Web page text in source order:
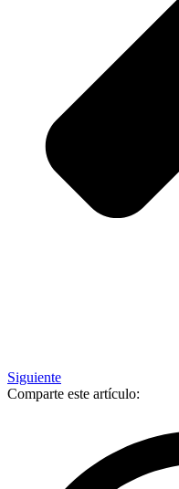
Siguiente
Comparte este artículo: